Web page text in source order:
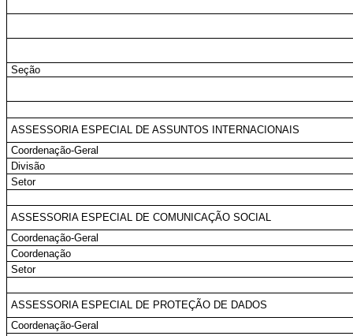
Seção
ASSESSORIA ESPECIAL DE ASSUNTOS INTERNACIONAIS
Coordenação-Geral
Divisão
Setor
ASSESSORIA ESPECIAL DE COMUNICAÇÃO SOCIAL
Coordenação-Geral
Coordenação
Setor
ASSESSORIA ESPECIAL DE PROTEÇÃO DE DADOS
Coordenação-Geral